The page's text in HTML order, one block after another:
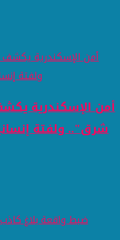
أمن الإسكندرية
شرق".. ولفتة